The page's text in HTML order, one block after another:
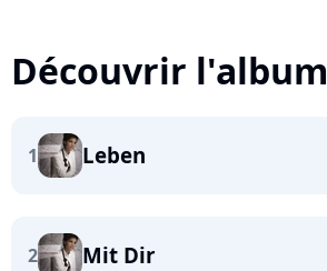
Découvrir l'album
1 Leben
2 Mit Dir